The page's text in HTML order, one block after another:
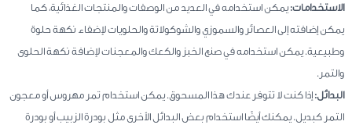
الاستخدامات: يمكن استخدامه في العديد من الوصفات والمنتجات الغذائية، كما
يمكن إضافته إلى العصائر والسموزي والشوكولاتة والحلويات لإضفاء نكهة حلوة
وطبيعية. يمكن استخدامه في صنع الخبز والكعك والمعجنات لإضافة نكهة الحلوى
والتمر.
البدائل: إذا كنت لا تتوفر عندك هذا المسحوق. يمكن استخدام تمر مهروس أو معجون
التمر كبديل. يمكنك أيضًا استخدام بعض البدائل الأخرى مثل بودرة الزبيب أو بودرة